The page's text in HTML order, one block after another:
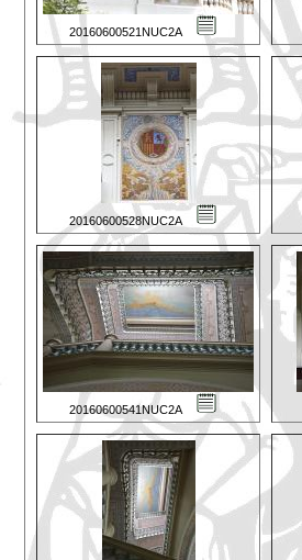
20160600521NUC2A
20160600528NUC2A
20160600541NUC2A